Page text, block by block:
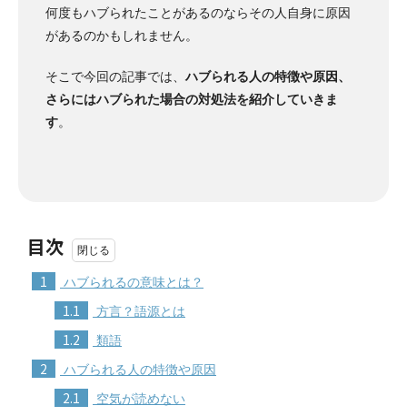
何度もハブられたことがあるのならその人自身に原因
があるのかもしれません。
そこで今回の記事では、ハブられる人の特徴や原因、
さらにはハブられた場合の対処法を紹介していきま
す。
目次
1 ハブられるの意味とは？
1.1 方言？語源とは
1.2 類語
2 ハブられる人の特徴や原因
2.1 空気が読めない